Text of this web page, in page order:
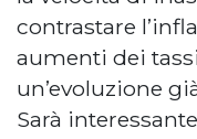
contrastare
aumenti dei
un’evoluzione
Sarà